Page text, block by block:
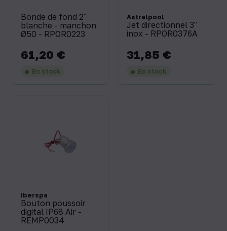
Bonde de fond 2"
blanche - manchon
Ø50 - RPOR0223
Prix
61,20 €
En stock
Astralpool
Jet directionnel 3"
inox - RPOR0376A
Prix
31,85 €
En stock
Iberspa
Bouton poussoir
digital IP68 Air -
REMP0034